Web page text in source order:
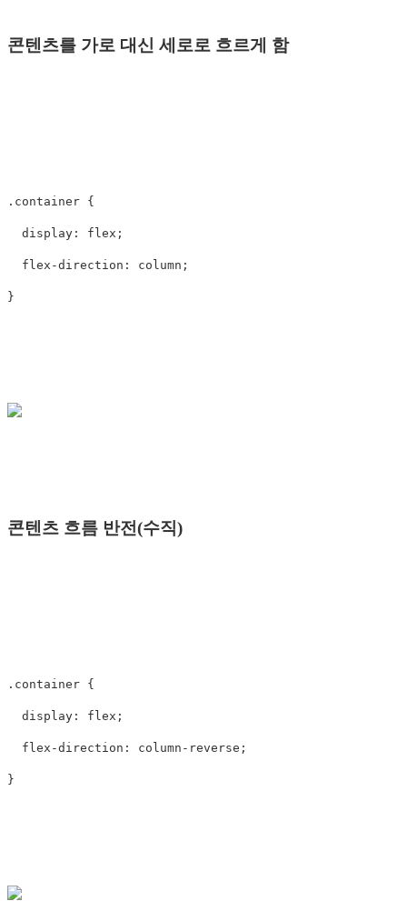
콘텐츠를 가로 대신 세로로 흐르게 함
.container {
display : flex ;
flex-direction : column ;
}
콘텐츠 흐름 반전(수직)
.container {
display : flex ;
flex-direction : column-reverse ;
}